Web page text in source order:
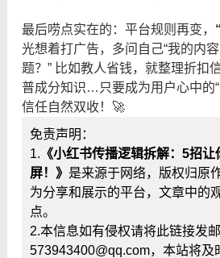
最后唠点实在的：平台规则再变，
光想着打广告，多问自己“我的内
题？” 比如教人省钱，就整理折扣
普成分知识…只要成为用户心中的
信任自然双收！🚀
免责声明：
1. 《小红书传播逻辑拆解：5招让
屏！》 是来源于网络，版权归原
为分享和展示的平台，文章中的
点。
2.本信息如有侵权请将此链接发
573943400@qq.com，本站将及